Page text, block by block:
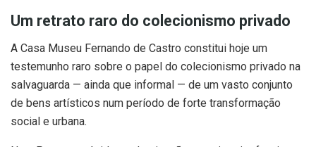
Um retrato raro do colecionismo privado
A Casa Museu Fernando de Castro constitui hoje um
testemunho raro sobre o papel do colecionismo privado na
salvaguarda — ainda que informal — de um vasto conjunto
de bens artísticos num período de forte transformação
social e urbana.